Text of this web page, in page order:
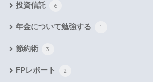
投資信託 6
年金について勉強する 1
節約術 3
FPレポート 2